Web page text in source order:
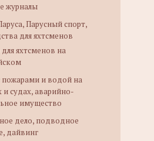
журналы
Парусный спорт,
для яхтсменов
яхтсменов на
пожарами и водой на
и судах, аварийно-
имущество
дело, подводное
дайвинг